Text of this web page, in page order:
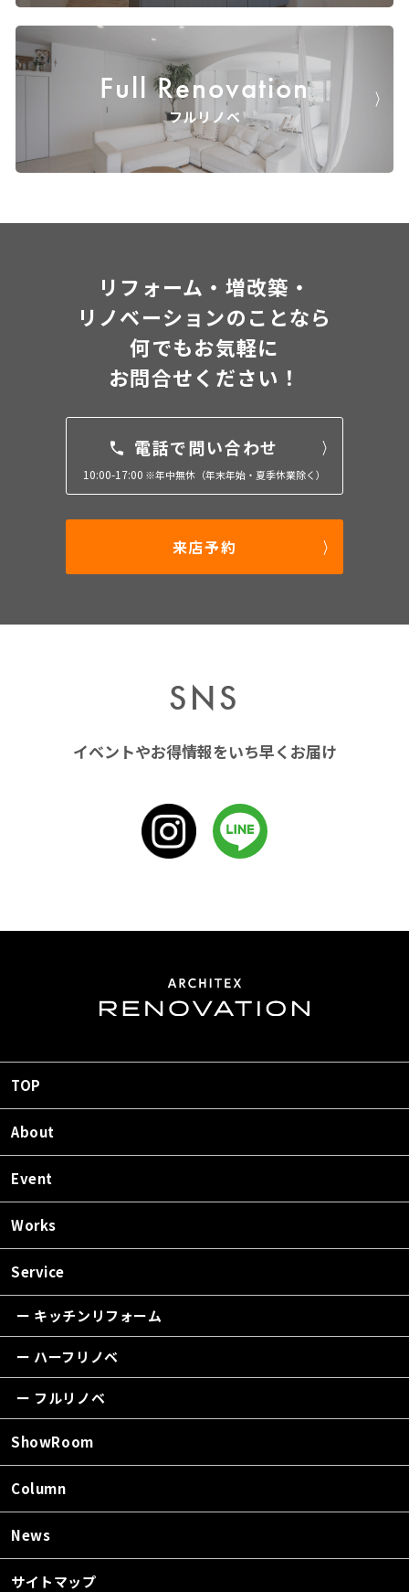
Full Renovation
フルリノベ
リフォーム・増改築・
リノベーションのことなら
何でもお気軽に
お問合せください！
電話で問い合わせ
10:00-17:00 ※年中無休（年末年始・夏季休業除く）
来店予約
SNS
イベントやお得情報をいち早くお届け
TOP
About
Event
Works
Service
ー キッチンリフォーム
ー ハーフリノベ
ー フルリノベ
ShowRoom
Column
News
サイトマップ